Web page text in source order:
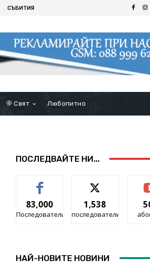
СЪБИТИЯ
Свят Любопитно
ПОСЛЕДВАЙТЕ НИ...
83,000
Последователи
1,538
последователи
НАЙ-НОВИТЕ НОВИНИ